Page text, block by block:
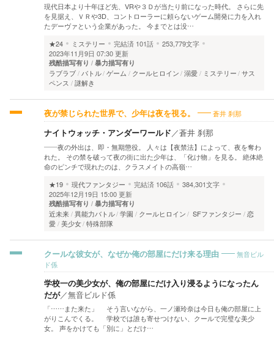
現代日本より十年ほど先、VRや３Ｄが当たり前になった時代。 さらに先
を見据え、ＶＲや3D、コントローラーに頼らないゲーム開発に力を入れ
たデーヴァという企業があった。 今までとは没…
★24
ミステリー 完結済 101話
253,779文字
2023年11月9日 07:30 更新
残酷描写有り 暴力描写有り
ラブラブ バトル ゲーム クールヒロイン 溺愛 ミステリー サス
ペンス
謎解き
夜が禁じられた世界で、少年は夜を視る。 蒼井 刹那
ナイトウォッチ・アンダーワールド／蒼井 刹那
――夜の外出は、即・無期懲役。 人々は【夜禁法】によって、夜を奪わ
れた。 その禁を破って夜の街に出た少年は、「化け物」を見る。 絶体絶
命のピンチで現れたのは、クラスメイトの高嶺…
★19
現代ファンタジー 完結済 106話
384,301文字
2025年12月19日 15:00 更新
残酷描写有り 暴力描写有り
近未来 異能力バトル 学園 クールヒロイン SFファンタジー
恋
愛 美少女 特殊部隊
クールな彼女が、なぜか俺の部屋にだけ来る理由
無音ビル
ド係
学校一の美少女が、俺の部屋にだけ入り浸るようになったん
だが／無音ビルド係
「……また来た」 そう言いながら、一ノ瀬玲奈は今日も俺の部屋に上
がりこんでくる。 学校では誰も寄せつけない、クールで完璧な美少
女。 声をかけても「別に」とだけ…